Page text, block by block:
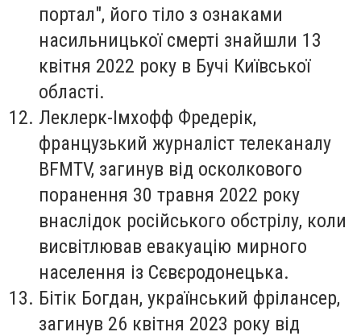
портал", його тіло з ознаками
насильницької смерті знайшли 13
квітня 2022 року в Бучі Київської
області.
Леклерк-Імхофф Фредерік,
французький журналіст телеканалу
BFMTV, загинув від осколкового
поранення 30 травня 2022 року
внаслідок російського обстрілу, коли
висвітлював евакуацію мирного
населення із Сєвєродонецька.
Бітік Богдан, український фрілансер,
загинув 26 квітня 2023 року від